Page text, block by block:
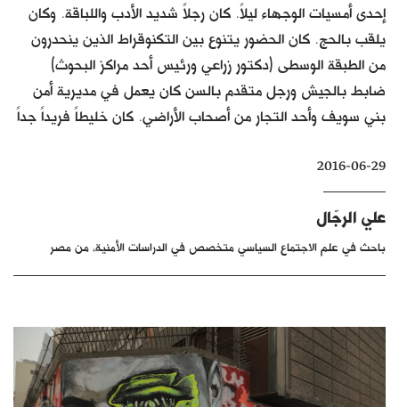
دفاتر
بالصورة
كتّابنا
الأرشيف
إحدى أمسيات الوجهاء ليلاً. كان رجلاً شديد الأدب واللباقة. وكان
يلقب بالحج. كان الحضور يتنوع بين التكنوقراط الذين ينحدرون
من الطبقة الوسطى (دكتور زراعي ورئيس أحد مراكز البحوث)
ضابط بالجيش ورجل متقدم بالسن كان يعمل في مديرية أمن
بني سويف وأحد التجار من أصحاب الأراضي. كان خليطاً فريداً جداً
2016-06-29
علي الرجّال
باحث في علم الاجتماع السياسي متخصص في الدراسات الأمنية، من مصر